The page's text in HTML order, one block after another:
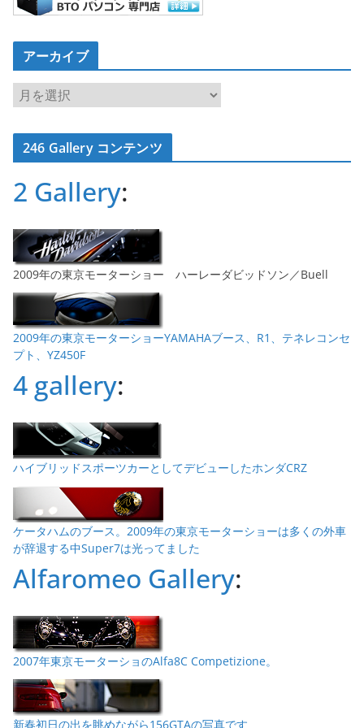
アーカイブ
ア
カ
イ246 Gallery コンテンツ
2 Gallery:
2009年の東京モーターショー ハーレーダビッドソン／Buell
2009年の東京モーターショーYAMAHAブース、R1、テネレコンセ
プト、YZ450F
4 gallery:
ハイブリッドスポーツカーとしてデビューしたホンダCRZ
ケータハムのブース。2009年の東京モーターショーは多くの外車
が辞退する中Super7は光ってました
Alfaromeo Gallery:
2007年東京モーターショのAlfa8C Competizione。
新春初日の出を眺めながら156GTAの写真です